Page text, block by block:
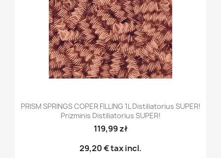
PRISM SPRINGS COPER FILLING 1L Distiliatorius SUPER!
Prizminis Distiliatorius SUPER!
119,99 zł
29,20 €tax incl.